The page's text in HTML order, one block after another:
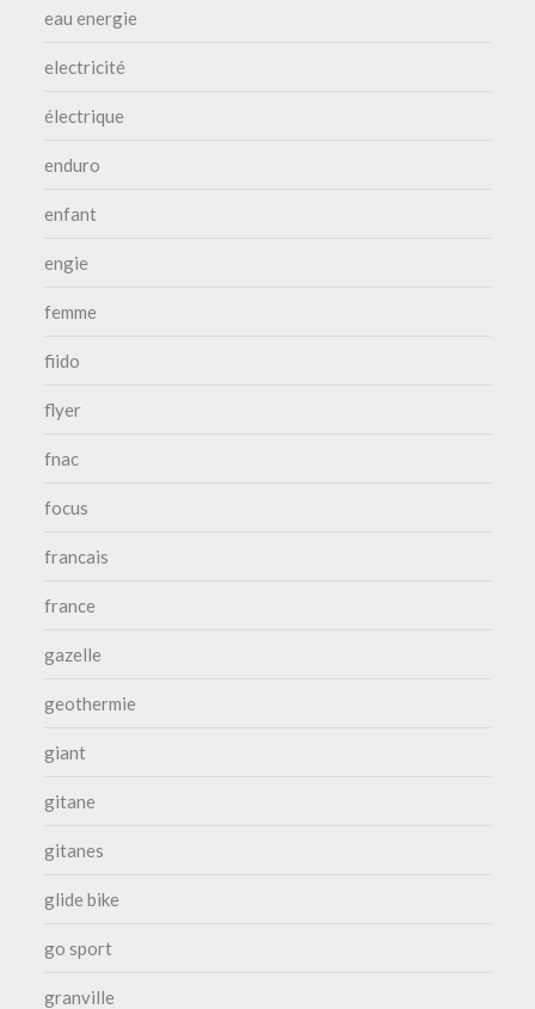
eau energie
electricité
électrique
enduro
enfant
engie
femme
fiido
flyer
fnac
focus
francais
france
gazelle
geothermie
giant
gitane
gitanes
glide bike
go sport
granville